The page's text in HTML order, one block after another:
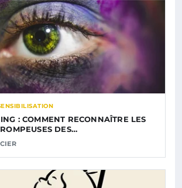
: COMMENT RECONNAÎTRE LES
DES…